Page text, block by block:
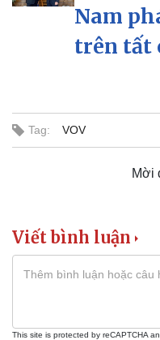
Doanh nghiệp
Vì cộng đồng
Nam
trên tất
Tag: VOV
Mời
Viết bình luận
This site is protected by reCAPTCHA